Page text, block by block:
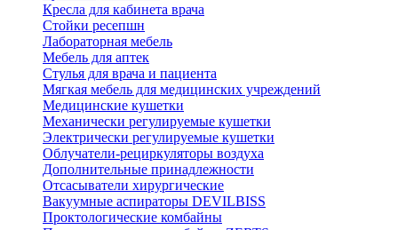
Кресла для кабинета врача
Стойки ресепшн
Лабораторная мебель
Мебель для аптек
Стулья для врача и пациента
Мягкая мебель для медицинских учреждений
Медицинские кушетки
Механически регулируемые кушетки
Электрически регулируемые кушетки
Облучатели-рециркуляторы воздуха
Дополнительные принадлежности
Отсасыватели хирургические
Вакуумные аспираторы DEVILBISS
Проктологические комбайны